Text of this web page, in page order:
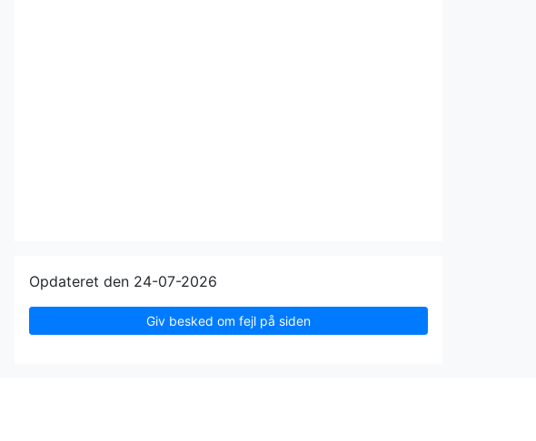
Opdateret den 24-07-2026
Giv besked om fejl på siden